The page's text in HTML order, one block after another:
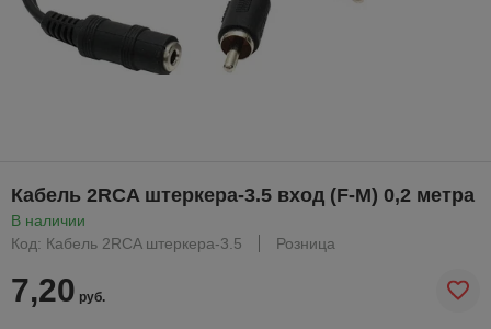
Кабель 2RCA штеркера-3.5 вход (F-M) 0,2 метра
В наличии
Код: Кабель 2RCA штеркера-3.5
Розница
7,20 руб.